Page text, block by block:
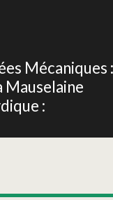
Mécaniques :
Mauselaine
: